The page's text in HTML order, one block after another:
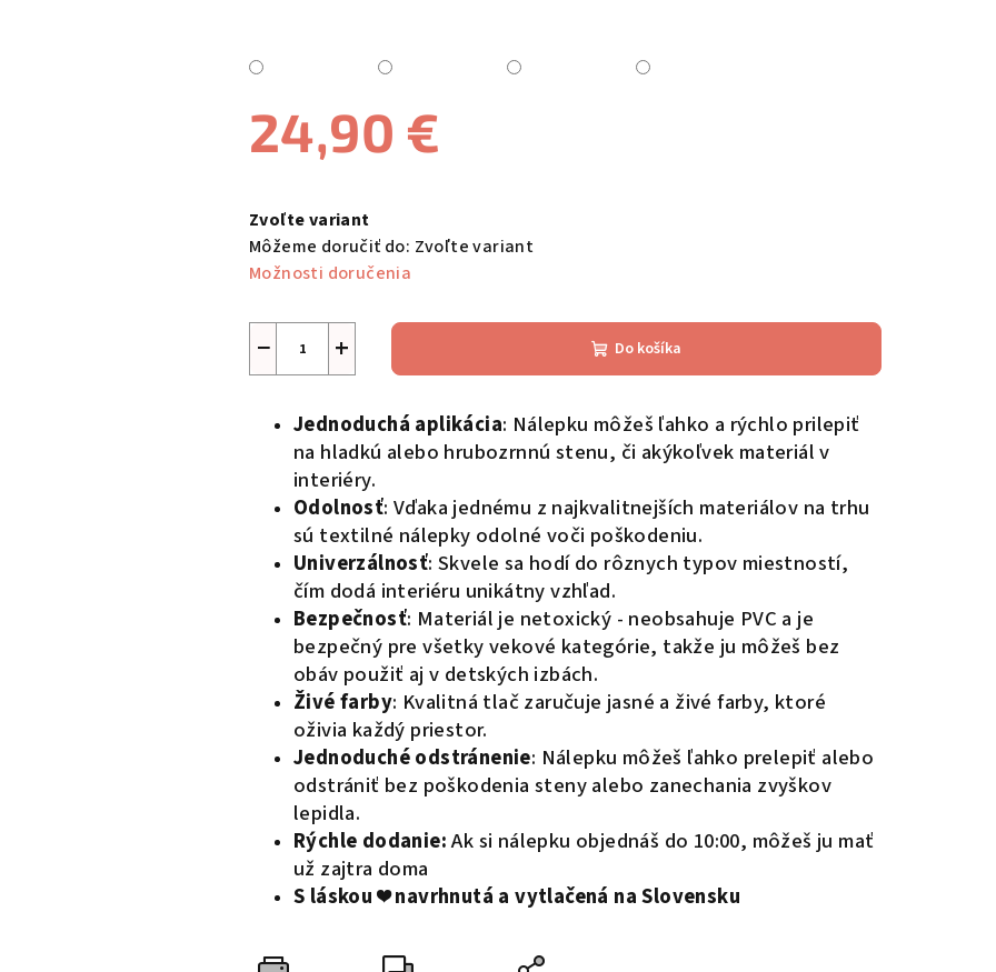
24,90 €
cena:
Zvoľte variant
Môžeme doručiť do: Zvoľte variant
Možnosti doručenia
+
− Do košíka
Jednoduchá aplikácia: Nálepku môžeš ľahko a rýchlo prilepiť
na hladkú alebo hrubozrnnú stenu, či akýkoľvek materiál v
interiéry.
Odolnosť: Vďaka jednému z najkvalitnejších materiálov na trhu
sú textilné nálepky odolné voči poškodeniu.
Univerzálnosť: Skvele sa hodí do rôznych typov miestností,
čím dodá interiéru unikátny vzhľad.
Bezpečnosť: Materiál je netoxický - neobsahuje PVC a je
bezpečný pre všetky vekové kategórie, takže ju môžeš bez
obáv použiť aj v detských izbách.
Živé farby: Kvalitná tlač zaručuje jasné a živé farby, ktoré
oživia každý priestor.
Jednoduché odstránenie: Nálepku môžeš ľahko prelepiť alebo
odstrániť bez poškodenia steny alebo zanechania zvyškov
lepidla.
Rýchle dodanie:Ak si nálepku objednáš do 10:00, môžeš ju mať
už zajtra doma
S láskou ❤️ navrhnutá a vytlačená na Slovensku